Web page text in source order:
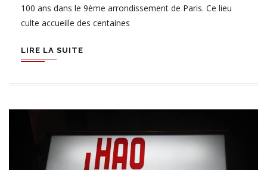
100 ans dans le 9ème arrondissement de Paris. Ce lieu
culte accueille des centaines
LIRE LA SUITE